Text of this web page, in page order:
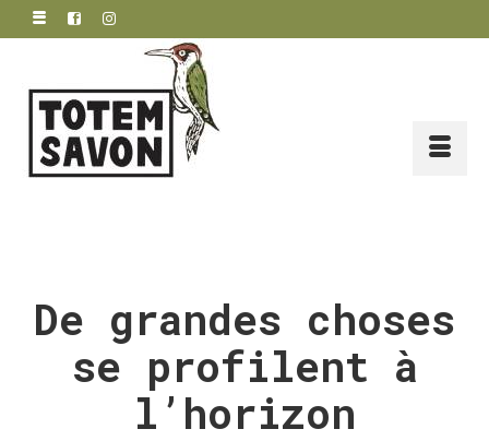
De grandes choses
se profilent à
l’horizon